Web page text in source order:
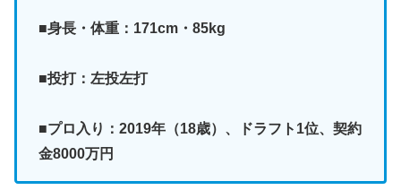
■身長・体重：171cm・85kg
■投打：左投左打
■プロ入り：2019年（18歳）、ドラフト1位、契約
金8000万円